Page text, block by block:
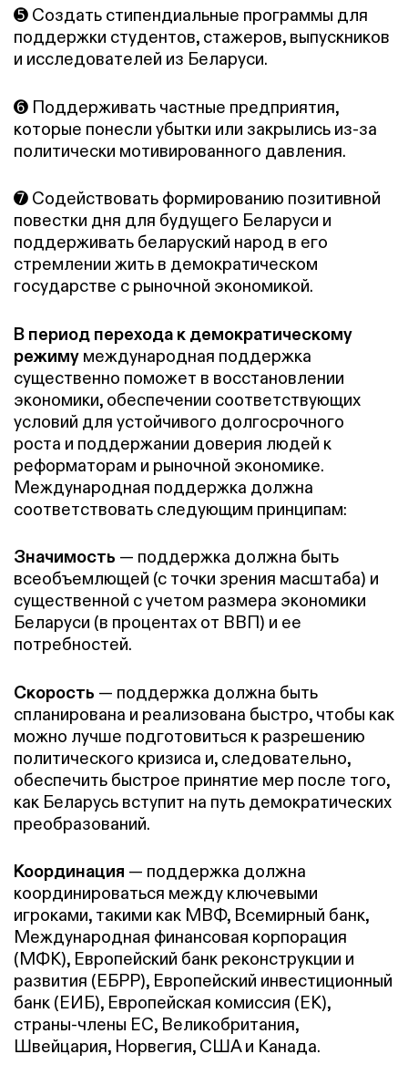
➎ Создать стипендиальные программы для
поддержки студентов, стажеров, выпускников
и исследователей из Беларуси.
➏ Поддерживать частные предприятия,
которые понесли убытки или закрылись из-за
политически мотивированного давления.
➐ Содействовать формированию позитивной
повестки дня для будущего Беларуси и
поддерживать беларуский народ в его
стремлении жить в демократическом
государстве с рыночной экономикой.
В период перехода к демократическому
режиму международная поддержка
существенно поможет в восстановлении
экономики, обеспечении соответствующих
условий для устойчивого долгосрочного
роста и поддержании доверия людей к
реформаторам и рыночной экономике.
Международная поддержка должна
соответствовать следующим принципам:
Значимость — поддержка должна быть
всеобъемлющей (с точки зрения масштаба) и
существенной с учетом размера экономики
Беларуси (в процентах от ВВП) и ее
потребностей.
Скорость — поддержка должна быть
спланирована и реализована быстро, чтобы как
можно лучше подготовиться к разрешению
политического кризиса и, следовательно,
обеспечить быстрое принятие мер после того,
как Беларусь вступит на путь демократических
преобразований.
Координация — поддержка должна
координироваться между ключевыми
игроками, такими как МВФ, Всемирный банк,
Международная финансовая корпорация
(МФК), Европейский банк реконструкции и
развития (ЕБРР), Европейский инвестиционный
банк (ЕИБ), Европейская комиссия (ЕК),
страны-члены ЕС, Великобритания,
Швейцария, Норвегия, США и Канада.